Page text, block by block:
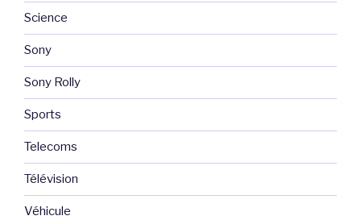
Science
Sony
Sony Rolly
Sports
Telecoms
Télévision
Véhicule